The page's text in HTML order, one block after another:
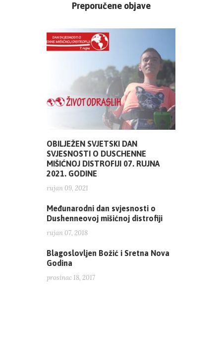
Preporučene objave
OBILJEŽEN SVJETSKI DAN
SVJESNOSTI O DUSCHENNE
MIŠIĆNOJ DISTROFIJI 07. RUJNA
2021. GODINE
rujan 09, 2021
Međunarodni dan svjesnosti o
Dushenneovoj mišićnoj distrofiji
rujan 07, 2018
Blagoslovljen Božić i Sretna Nova
Godina
prosinac 18, 2017